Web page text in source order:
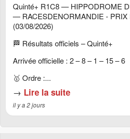
Quinté+ R1C8 — HIPPODROME
— RACESDENORMANDIE - PRIX
(03/08/2026)
🏁 Résultats officiels – Quinté+
Arrivée officielle : 2 – 8 – 1 – 15 – 6
🥇 Ordre :...
→ Lire la suite
il y a 2 jours